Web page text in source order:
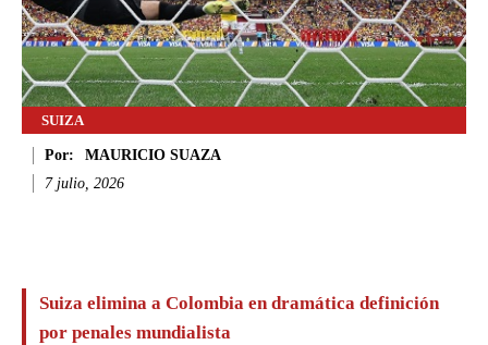
SUIZA
Por:
MAURICIO SUAZA
7 julio, 2026
Suiza elimina a Colombia en dramática definición
por penales mundialista